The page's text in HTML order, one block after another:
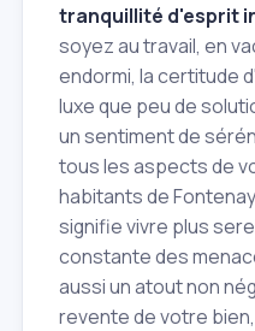
tranquillité d'esprit
soyez au travail, en
endormi, la certitude
luxe que peu de
un sentiment de
tous les aspects de
habitants de
signifie vivre plus
constante des
aussi un atout non
revente de votre